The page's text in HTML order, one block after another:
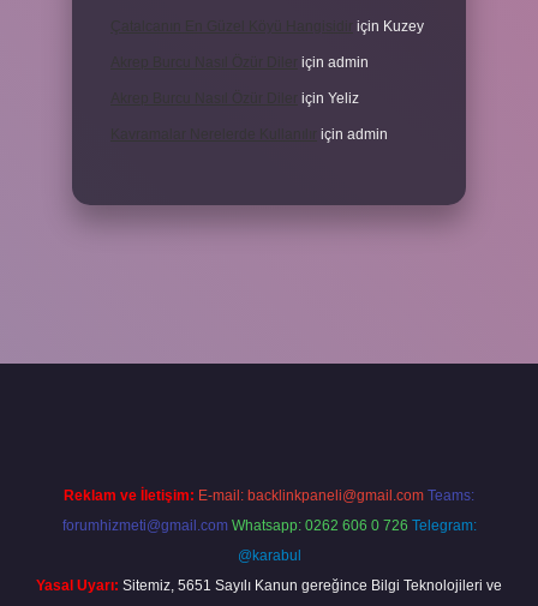
için Kuzey
için admin
için Yeliz
için admin
Reklam ve İletişim: E-mail: backlinkpaneli@gmail.com Teams:
forumhizmeti@gmail.com Whatsapp: 0262 606 0 726 Telegram:
@karabul
Yasal Uyarı: Sitemiz, 5651 Sayılı Kanun gereğince Bilgi Teknolojileri ve